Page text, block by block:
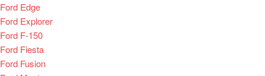
Ford Edge
Ford Explorer
Ford F-150
Ford Fiesta
Ford Fusion